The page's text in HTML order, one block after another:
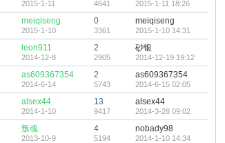
2015-1-11 4641 2015-1-11 18:26
meiqiseng
2015-1-10
0
3361
meiqiseng
2015-1-10 14:31
leon911
2014-12-8
2
2905
砂银
2014-12-19 19:12
as609367354
2014-6-14
2
5743
as609367354
2014-6-15 02:05
alsex44
2014-1-10
13
9417
alsex44
2014-3-28 09:02
叛魂
2013-10-9
4
5194
nobady98
2014-1-10 14:34